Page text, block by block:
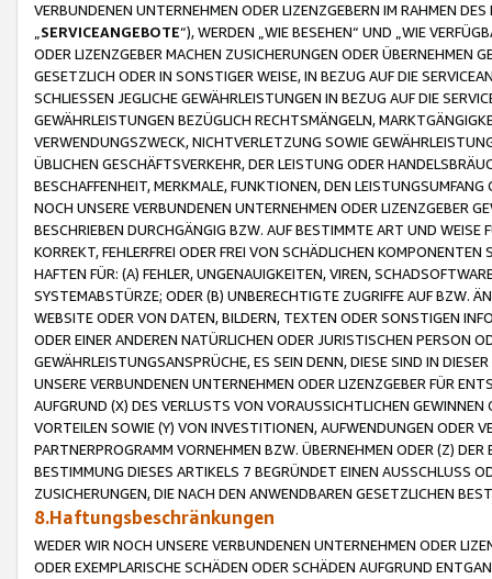
VERBUNDENEN UNTERNEHMEN ODER LIZENZGEBERN IM RAHMEN
SERVICEANGEBOTE“), WERDEN „WIE BESEHEN“ UND „WIE
ODER LIZENZGEBER MACHEN ZUSICHERUNGEN ODER ÜBERNEHMEN
GESETZLICH ODER IN SONSTIGER WEISE, IN BEZUG AUF DIE
SCHLIESSEN JEGLICHE GEWÄHRLEISTUNGEN IN BEZUG AUF DIE
GEWÄHRLEISTUNGEN BEZÜGLICH RECHTSMÄNGELN,
VERWENDUNGSZWECK, NICHTVERLETZUNG SOWIE
ÜBLICHEN GESCHÄFTSVERKEHR, DER LEISTUNG ODER
BESCHAFFENHEIT, MERKMALE, FUNKTIONEN, DEN
NOCH UNSERE VERBUNDENEN UNTERNEHMEN ODER LIZENZGEBER
BESCHRIEBEN DURCHGÄNGIG BZW. AUF BESTIMMTE ART UND
KORREKT, FEHLERFREI ODER FREI VON SCHÄDLICHEN
HAFTEN FÜR: (A) FEHLER, UNGENAUIGKEITEN, VIREN,
SYSTEMABSTÜRZE; ODER (B) UNBERECHTIGTE ZUGRIFFE AUF BZW.
WEBSITE ODER VON DATEN, BILDERN, TEXTEN ODER SONSTIGEN
ODER EINER ANDEREN NATÜRLICHEN ODER JURISTISCHEN PERSON
GEWÄHRLEISTUNGSANSPRÜCHE, ES SEIN DENN, DIESE SIND IN
UNSERE VERBUNDENEN UNTERNEHMEN ODER LIZENZGEBER FÜR
AUFGRUND (X) DES VERLUSTS VON VORAUSSICHTLICHEN
VORTEILEN SOWIE (Y) VON INVESTITIONEN, AUFWENDUNGEN ODER
PARTNERPROGRAMM VORNEHMEN BZW. ÜBERNEHMEN ODER (Z)
BESTIMMUNG DIESES ARTIKELS 7 BEGRÜNDET EINEN AUSSCHLUSS
ZUSICHERUNGEN, DIE NACH DEN ANWENDBAREN GESETZLICHEN
8.Haftungsbeschränkungen
WEDER WIR NOCH UNSERE VERBUNDENEN UNTERNEHMEN ODER
ODER EXEMPLARISCHE SCHÄDEN ODER SCHÄDEN AUFGRUND